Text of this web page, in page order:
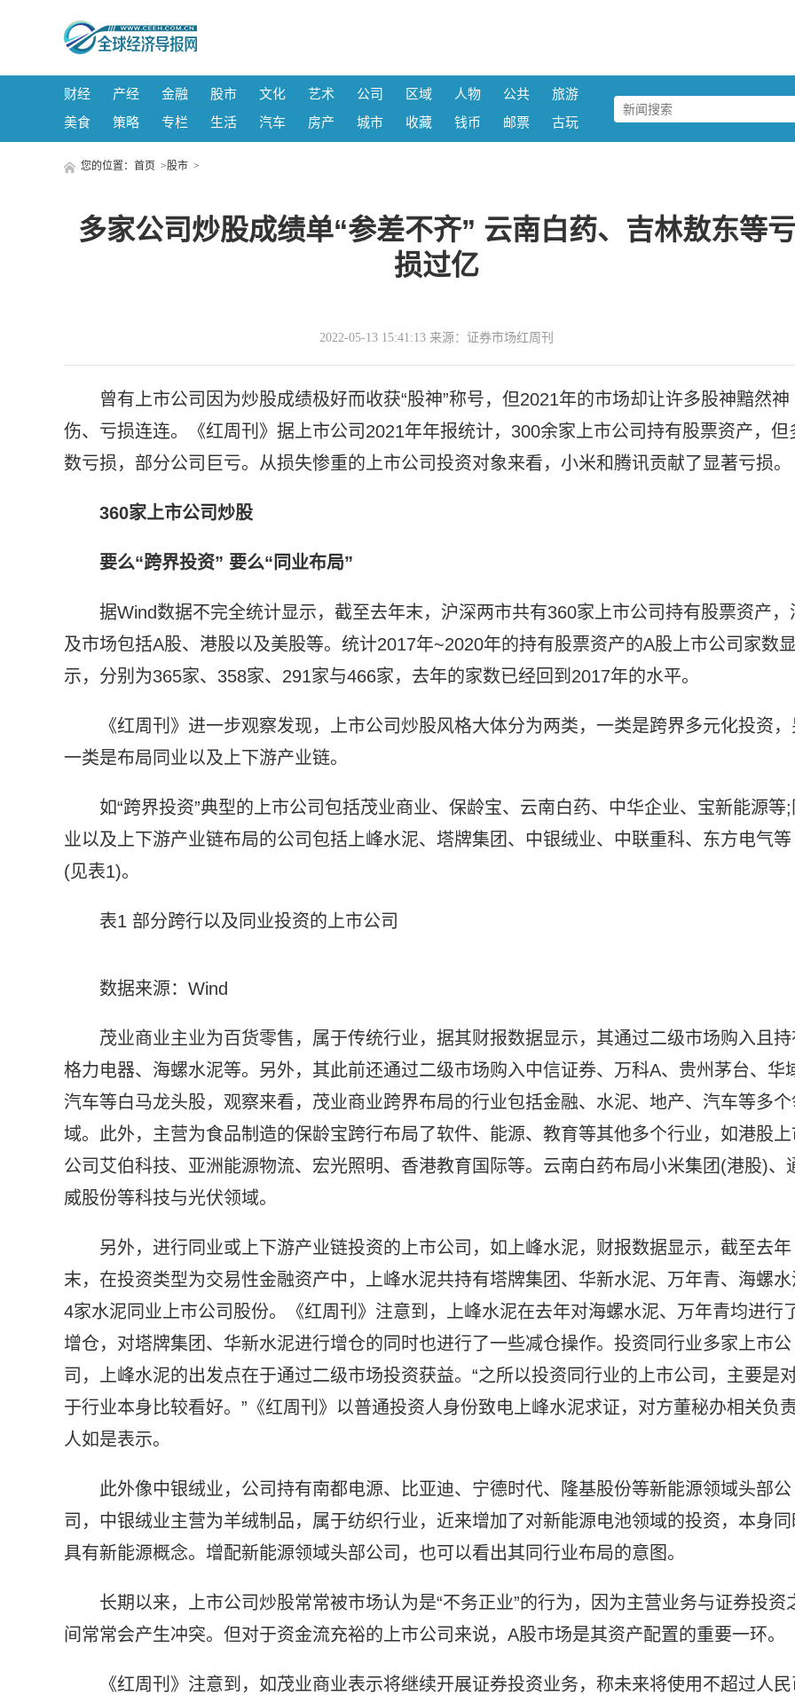
财经 产经 金融 股市 文化 艺术 公司 区域 人物 公共
旅游
美食
策略 专栏 生活 汽车 房产 城市 收藏 钱币 邮票 古玩
您的位置： 首页 >股市 >
多家公司炒股成绩单“参差不齐” 云南白药、吉林敖东等亏
损过亿
2022-05-13 15:41:13 来源：证券市场红周刊
曾有上市公司因为炒股成绩极好而收获“股神”称号，但2021年的市场却让许多股神黯然神
伤、亏损连连。《红周刊》据上市公司2021年年报统计，300余家上市公司持有股票资产，但
数亏损，部分公司巨亏。从损失惨重的上市公司投资对象来看，小米和腾讯贡献了显著亏损。
360家上市公司炒股
要么“跨界投资” 要么“同业布局”
据Wind数据不完全统计显示，截至去年末，沪深两市共有360家上市公司持有股票资产，
及市场包括A股、港股以及美股等。统计2017年~2020年的持有股票资产的A股上市公司家数显
示，分别为365家、358家、291家与466家，去年的家数已经回到2017年的水平。
《红周刊》进一步观察发现，上市公司炒股风格大体分为两类，一类是跨界多元化投资，
一类是布局同业以及上下游产业链。
如“跨界投资”典型的上市公司包括茂业商业、保龄宝、云南白药、中华企业、宝新能源等;
业以及上下游产业链布局的公司包括上峰水泥、塔牌集团、中银绒业、中联重科、东方电气等
(见表1)。
表1 部分跨行以及同业投资的上市公司
数据来源：Wind
茂业商业主业为百货零售，属于传统行业，据其财报数据显示，其通过二级市场购入且持
格力电器、海螺水泥等。另外，其此前还通过二级市场购入中信证券、万科A、贵州茅台、华
汽车等白马龙头股，观察来看，茂业商业跨界布局的行业包括金融、水泥、地产、汽车等多个
域。此外，主营为食品制造的保龄宝跨行布局了软件、能源、教育等其他多个行业，如港股上
公司艾伯科技、亚洲能源物流、宏光照明、香港教育国际等。云南白药布局小米集团(港股)、
威股份等科技与光伏领域。
另外，进行同业或上下游产业链投资的上市公司，如上峰水泥，财报数据显示，截至去年
末，在投资类型为交易性金融资产中，上峰水泥共持有塔牌集团、华新水泥、万年青、海螺水
4家水泥同业上市公司股份。《红周刊》注意到，上峰水泥在去年对海螺水泥、万年青均进行
增仓，对塔牌集团、华新水泥进行增仓的同时也进行了一些减仓操作。投资同行业多家上市公
司，上峰水泥的出发点在于通过二级市场投资获益。“之所以投资同行业的上市公司，主要是
于行业本身比较看好。”《红周刊》以普通投资人身份致电上峰水泥求证，对方董秘办相关负
人如是表示。
此外像中银绒业，公司持有南都电源、比亚迪、宁德时代、隆基股份等新能源领域头部公
司，中银绒业主营为羊绒制品，属于纺织行业，近来增加了对新能源电池领域的投资，本身同
具有新能源概念。增配新能源领域头部公司，也可以看出其同行业布局的意图。
长期以来，上市公司炒股常常被市场认为是“不务正业”的行为，因为主营业务与证券投资
间常常会产生冲突。但对于资金流充裕的上市公司来说，A股市场是其资产配置的重要一环。
《红周刊》注意到，如茂业商业表示将继续开展证券投资业务，称未来将使用不超过人民